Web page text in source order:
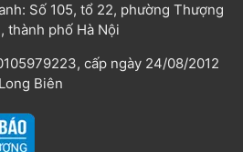
Số 105, tổ 22, phường Thượng
thành phố Hà Nội
cấp ngày 24/08/2012
Biên